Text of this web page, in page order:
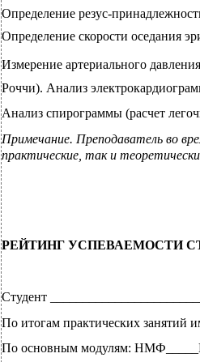
Определение резус-
Определение скорости оседания
Измерение артериального
Роччи). Анализ
Анализ спирограммы (расчет
Примечание. Преподаватель во
практические, так и
РЕЙТИНГ УСПЕВАЕМОСТИ
Студент
По итогам практических занятий
По основным модулям: